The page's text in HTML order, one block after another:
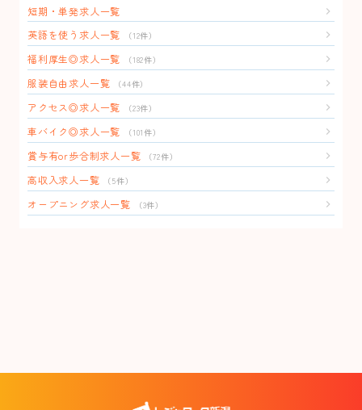
短期・単発求人一覧
英語を使う求人一覧
（12件）
福利厚生◎求人一覧 （182件）
服装自由求人一覧 （44件）
アクセス◎求人一覧 （23件）
車バイク◎求人一覧 （101件）
賞与有or歩合制求人一覧 （72件）
高収入求人一覧 （5件）
オープニング求人一覧 （3件）